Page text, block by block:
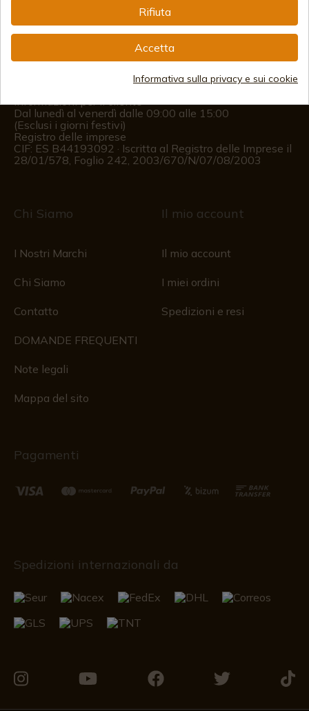
info@aceros-de-hispania.com
Informazioni per il cliente
Dal lunedì al venerdì dalle 09:00 alle 15:00
(Esclusi i giorni festivi)
Registro delle imprese
CIF: ES B44193092 · Iscritta al Registro delle Imprese il
28/01/578, Foglio 242, 2003/670/N/07/08/2003
Chi Siamo
I Nostri Marchi
Chi Siamo
Contatto
DOMANDE FREQUENTI
Note legali
Mappa del sito
Il mio account
Il mio account
I miei ordini
Spedizioni e resi
Pagamenti
Spedizioni internazionali da
Rifiuta
Accetta
Informativa sulla privacy e sui cookie